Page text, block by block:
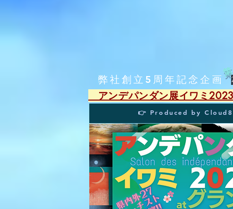
​ 弊社創立5周年記念企画
​
アンデパンダン展イワミ
👉 Produced by